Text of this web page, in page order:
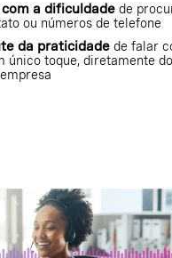
com a dificuldade de
ou números de telefone
da praticidade de falar
único toque, diretamente